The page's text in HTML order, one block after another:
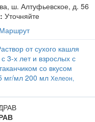
ш. Алтуфьевское, д. 56
Уточняйте
Маршрут
от сухого кашля
3-х лет и взрослых с
со вкусом
мг/мл 200 мл Хелеон,